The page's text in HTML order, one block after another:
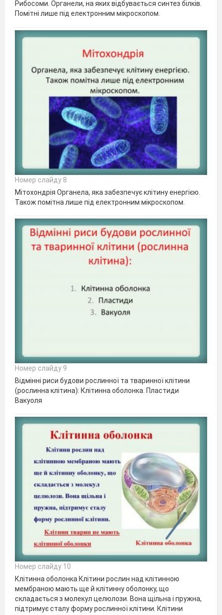
Рибосоми. Органели, на яких відбувається синтез білків.
Помітні лише під електронним мікроскопом.
Номер слайду 8
Мітохондрія Органела, яка забезпечує клітину енергією.
Також помітна лише під електронним мікроскопом.
Номер слайду 9
Відмінні риси будови рослинної та тваринної клітини
(рослинна клітина): Клітинна оболонка. Пластиди
Вакуоля
Номер слайду 10
Клітинна оболонка Клітини рослин над клітинною
мембраною мають ще й клітинну оболонку, що
складається з молекул целюлози. Вона щільна і пружна,
підтримує сталу форму рослинної клітини. Клітини